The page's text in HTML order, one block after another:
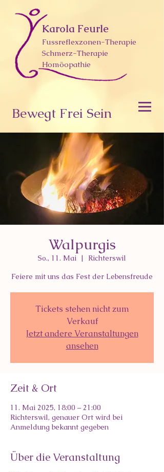
Karola Feurle
Fussreflexzonen-Therapie
Schmerz-Therapie
Homöopathie
Bewegt Frei Sein
Walpurgis
So., 11. Mai
  |
Richterswil
Feiere mit uns das Fest der Lebensfreude
Tickets stehen nicht zum
Verkauf
Jetzt andere Veranstaltungen
ansehen
Zeit & Ort
11. Mai 2025, 18:00 – 21:00
Richterswil, genauer Ort wird bei
Anmeldung bekannt gegeben
Über die Veranstaltung